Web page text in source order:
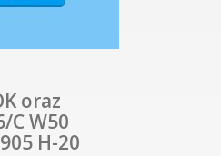
oraz
C W50
H-20